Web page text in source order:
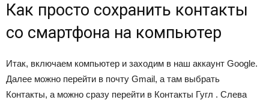
Как просто сохранить контакты
со смартфона на компьютер
Итак, включаем компьютер и заходим в наш аккаунт Google.
Далее можно перейти в почту Gmail, а там выбрать
Контакты, а можно сразу перейти в Контакты Гугл . Слева